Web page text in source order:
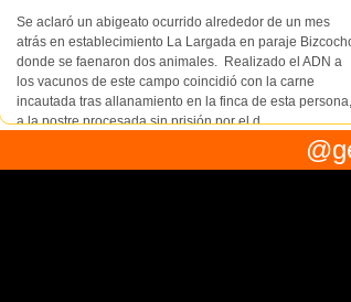
Se aclaró un abigeato ocurrido alrededor de un mes
atrás en establecimiento La Largada en paraje
donde se faenaron dos animales. Realizado el ADN a
los vacunos de este campo coincidió con la carne
incautada tras allanamiento en la finca de esta persona,
a la postre procesada sin prisión por el d...